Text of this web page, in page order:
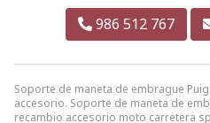
Soporte de maneta de embrague
accesorio. Soporte de maneta de
recambio accesorio moto carretera
986 512 767